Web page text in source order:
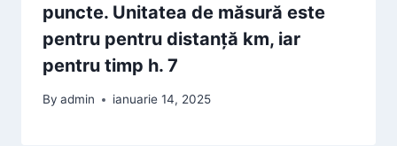
puncte. Unitatea de măsură este
pentru pentru distanţă km, iar
pentru timp h. 7
By admin ianuarie 14, 2025